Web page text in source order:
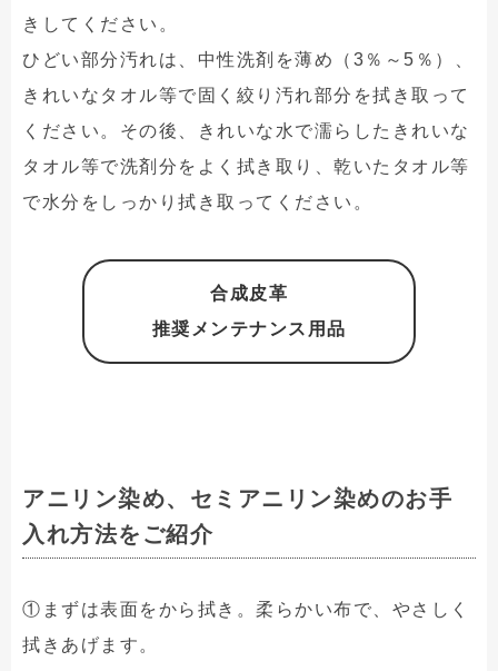
きしてください。
ひどい部分汚れは、中性洗剤を薄め（3％～5％）、
きれいなタオル等で固く絞り汚れ部分を拭き取って
ください。その後、きれいな水で濡らしたきれいな
タオル等で洗剤分をよく拭き取り、乾いたタオル等
で水分をしっかり拭き取ってください。
合成皮革
推奨メンテナンス用品
アニリン染め、セミアニリン染めのお手
入れ方法をご紹介
①まずは表面をから拭き。柔らかい布で、やさしく
拭きあげます。